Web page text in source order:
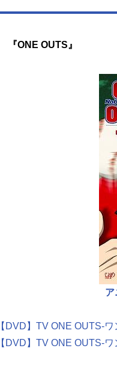
『ONE OUTS』
ア
【DVD】TV ONE OUTS-
【DVD】TV ONE OUTS-